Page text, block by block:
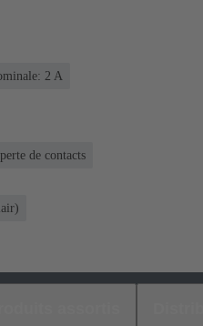
‌2 A
de contacts